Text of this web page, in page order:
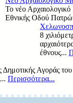
Το νέο Αρχαιολογικό
Εθνικής Οδού
8
έθνους...
Δημοτικής Αγοράς
Περισσότερα...